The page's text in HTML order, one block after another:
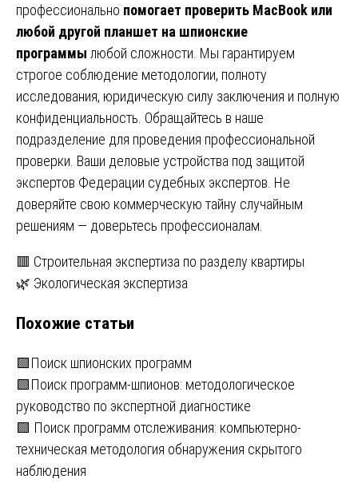
профессионально помогает проверить MacBook или
любой другой планшет на шпионские
программы любой сложности. Мы гарантируем
строгое соблюдение методологии, полноту
исследования, юридическую силу заключения и полную
конфиденциальность. Обращайтесь в наше
подразделение для проведения профессиональной
проверки. Ваши деловые устройства под защитой
экспертов Федерации судебных экспертов. Не
доверяйте свою коммерческую тайну случайным
решениям — доверьтесь профессионалам.
Навигация
по
записям
🟥 Строительная экспертиза по разделу квартиры
🌿 Экологическая экспертиза
Похожие статьи
🟩Поиск шпионских программ
🟩Поиск программ-шпионов: методологическое
руководство по экспертной диагностике
🟩 Поиск программ отслеживания: компьютерно-
техническая методология обнаружения скрытого
наблюдения